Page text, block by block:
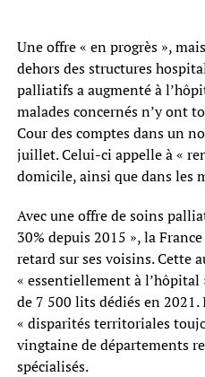
Une offre « en progrès »,
dehors des structures
palliatifs a augmenté à
malades concernés n’y ont
Cour des comptes dans un
juillet. Celui-ci appelle à «
domicile, ainsi que dans les
Avec une offre de soins
30% depuis 2015 », la
retard sur ses voisins. Cette
« essentiellement à
de 7 500 lits dédiés en
« disparités territoriales
vingtaine de départements
spécialisés.